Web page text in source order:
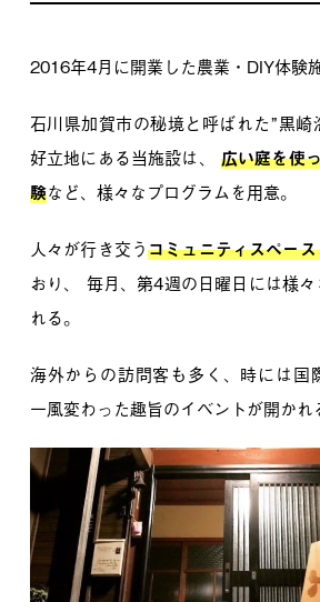
2016年4月に開業した農業・DIY体験施
石川県加賀市の秘境と呼ばれた”黒崎
好立地にある当施設は、
広い庭を使
験など、様々なプログラムを用意。
人々が行き交うコミュニティスペー
おり、
毎月、第4週の日曜日には様
れる。
海外からの訪問客も多く、時には国
一風変わった趣旨のイベントが開かれ